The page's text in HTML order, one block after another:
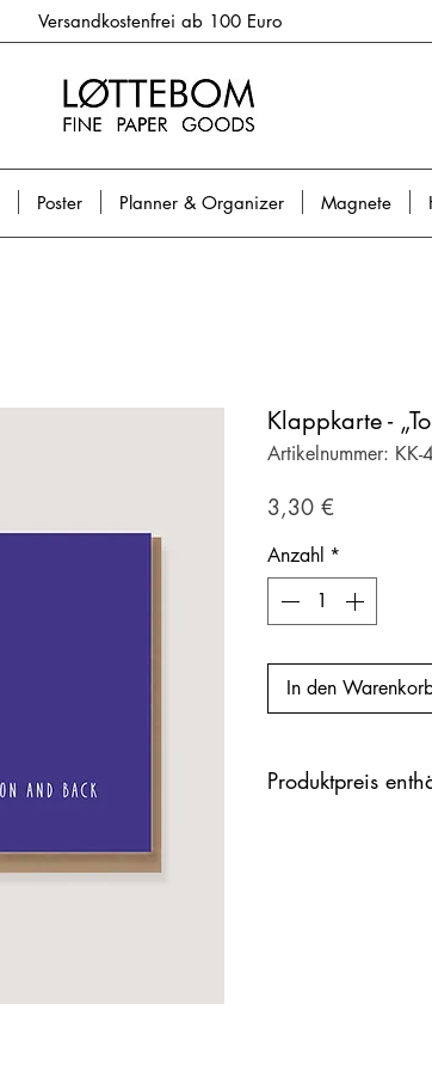
Versandkostenfrei ab 100 Euro
Poster Planner & Organizer Magnete
Klappkarte -
Artikelnummer: KK-
3,30 €Preis
Anzahl *
In den
Produktpreis